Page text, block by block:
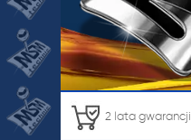
2 lata gwarancji